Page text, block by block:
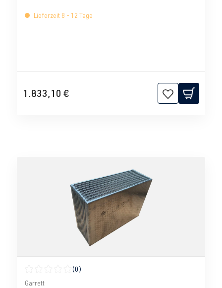
Lieferzeit 8 - 12 Tage
1.833,10 €
Durchschnittliche Bewertung von 0 von 5 Sternen
(0)
Garrett